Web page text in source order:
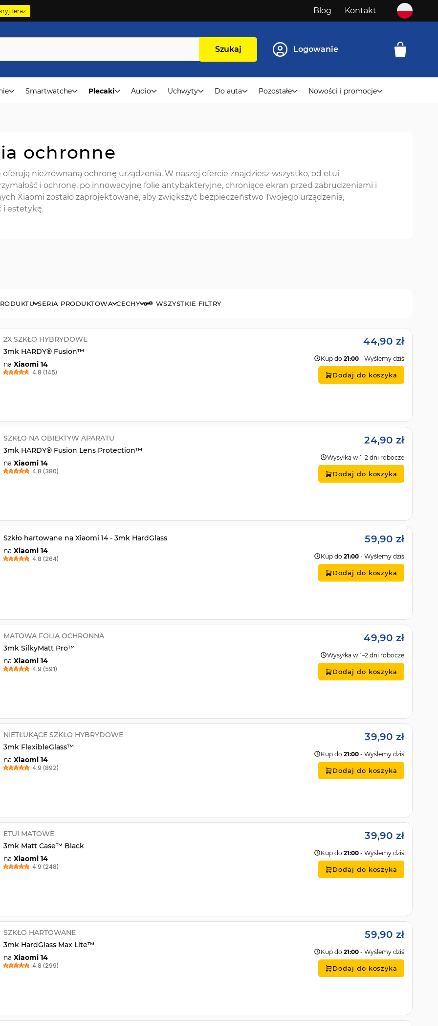
teraz Blog Kontakt
Szukaj Logowanie
Smartwatche Plecaki Audio Uchwyty Do auta Pozostałe Nowości i promocje
ochronne
niezrównaną ochronę urządzenia. W naszej ofercie znajdziesz wszystko, od etui
i ochronę, po innowacyjne folie antybakteryjne, chroniące ekran przed zabrudzeniami i
Xiaomi zostało zaprojektowane, aby zwiększyć bezpieczeństwo Twojego urządzenia,
i estetykę.
SERIA PRODUKTOWA CECHY WSZYSTKIE FILTRY
2X SZKŁO HYBRYDOWE
3mk HARDY® Fusion™
na Xiaomi 14
4.8 (145)
44,90 zł
Kup do 21:00 - Wyślemy dziś
Dodaj do koszyka
SZKŁO NA OBIEKTYW APARATU
3mk HARDY® Fusion Lens Protection™
na Xiaomi 14
4.8 (380)
24,90 zł
Wysyłka w 1–2 dni robocze
Dodaj do koszyka
Szkło hartowane na Xiaomi 14 - 3mk HardGlass
na Xiaomi 14
4.8 (264)
59,90 zł
Kup do 21:00 - Wyślemy dziś
Dodaj do koszyka
MATOWA FOLIA OCHRONNA
3mk SilkyMatt Pro™
na Xiaomi 14
4.9 (591)
49,90 zł
Wysyłka w 1–2 dni robocze
Dodaj do koszyka
NIETŁUKĄCE SZKŁO HYBRYDOWE
3mk FlexibleGlass™
na Xiaomi 14
4.9 (892)
39,90 zł
Kup do 21:00 - Wyślemy dziś
Dodaj do koszyka
ETUI MATOWE
3mk Matt Case™ Black
na Xiaomi 14
4.9 (248)
39,90 zł
Kup do 21:00 - Wyślemy dziś
Dodaj do koszyka
SZKŁO HARTOWANE
3mk HardGlass Max Lite™
na Xiaomi 14
4.8 (299)
59,90 zł
Kup do 21:00 - Wyślemy dziś
Dodaj do koszyka